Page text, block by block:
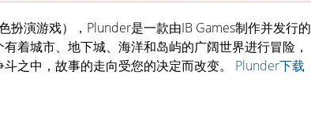
演游戏），Plunder是一款由IB Games制作并发行的
着城市、地下城、海洋和岛屿的广阔世界进行冒险，
之中，故事的走向受您的决定而改变。 Plunder下载